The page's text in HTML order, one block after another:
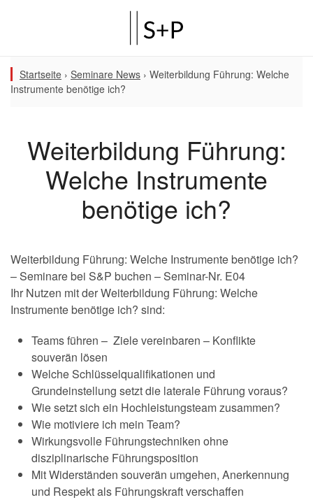
Startseite › Seminare News › Weiterbildung Führung: Welche
Instrumente benötige ich?
Weiterbildung Führung:
Welche Instrumente
benötige ich?
Weiterbildung Führung: Welche Instrumente benötige ich?
– Seminare bei S&P buchen – Seminar-Nr. E04
Ihr Nutzen mit der Weiterbildung Führung: Welche
Instrumente benötige ich? sind:
Teams führen – Ziele vereinbaren – Konflikte
souverän lösen
Welche Schlüsselqualifikationen und
Grundeinstellung setzt die laterale Führung voraus?
Wie setzt sich ein Hochleistungsteam zusammen?
Wie motiviere ich mein Team?
Wirkungsvolle Führungstechniken ohne
disziplinarische Führungsposition
Mit Widerständen souverän umgehen, Anerkennung
und Respekt als Führungskraft verschaffen